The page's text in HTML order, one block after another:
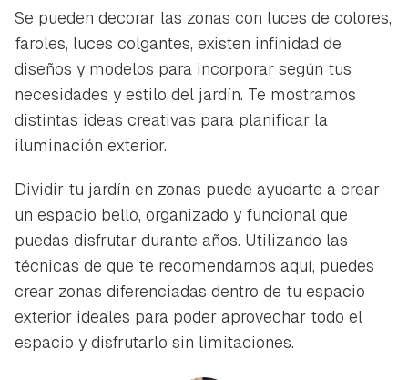
Se pueden decorar las zonas con luces de colores,
faroles, luces colgantes, existen infinidad de
diseños y modelos para incorporar según tus
necesidades y estilo del jardín. Te mostramos
distintas ideas creativas para planificar la
iluminación exterior.
Dividir tu jardín en zonas puede ayudarte a crear
un espacio bello, organizado y funcional que
puedas disfrutar durante años. Utilizando las
técnicas de que te recomendamos aquí, puedes
crear zonas diferenciadas dentro de tu espacio
exterior ideales para poder aprovechar todo el
espacio y disfrutarlo sin limitaciones.